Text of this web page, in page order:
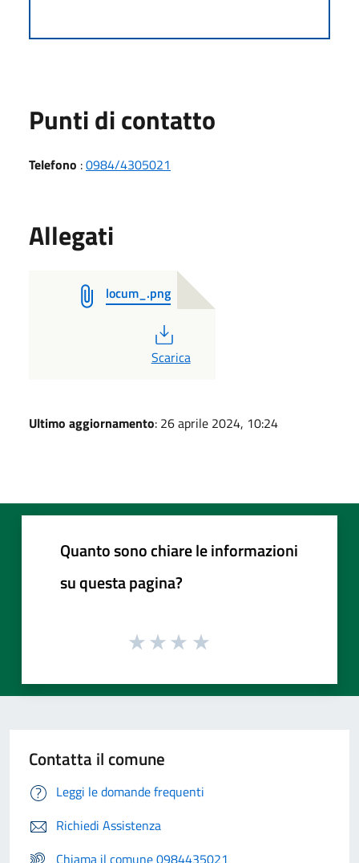
Punti di contatto
Telefono :0984/4305021
Allegati
locum_.png
PDF
Scarica
Ultimo aggiornamento: 26 aprile 2024, 10:24
Quanto sono chiare le informazioni
su questa pagina?
Contatta il comune
Leggi le domande frequenti
Richiedi Assistenza